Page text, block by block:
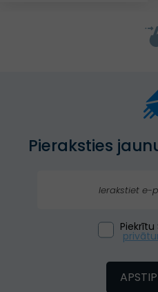
Pieraksties
Piekrītu